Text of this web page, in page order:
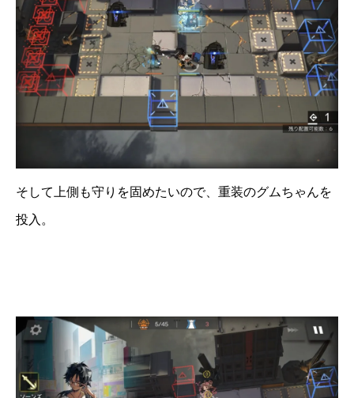
そして上側も守りを固めたいので、重装のグムちゃんを
投入。